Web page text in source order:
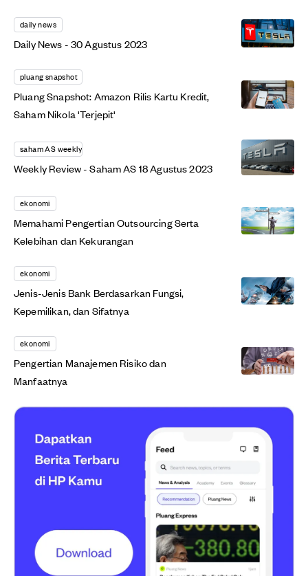
daily news
Daily News - 30 Agustus 2023
pluang snapshot
Pluang Snapshot: Amazon Rilis Kartu Kredit,
Saham Nikola 'Terjepit'
saham AS weekly
Weekly Review - Saham AS 18 Agustus 2023
ekonomi
Memahami Pengertian Outsourcing Serta
Kelebihan dan Kekurangan
ekonomi
Jenis-Jenis Bank Berdasarkan Fungsi,
Kepemilikan, dan Sifatnya
ekonomi
Pengertian Manajemen Risiko dan
Manfaatnya